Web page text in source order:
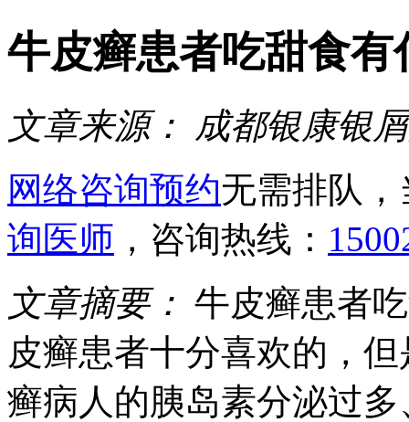
牛皮癣患者吃甜食有
文章来源：
成都银康银
网络咨询预约无需排队
询医师 ，咨询热线：
文章摘要： 牛皮癣患者
皮癣患者十分喜欢的，
癣病人的胰岛素分泌过